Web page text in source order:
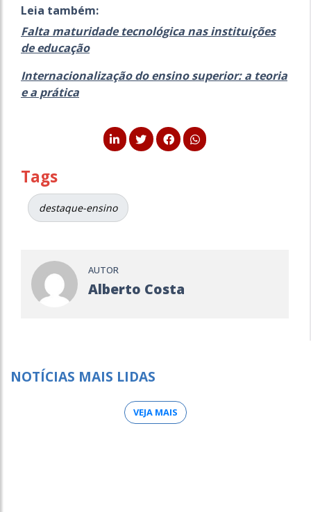
Leia também:
Falta maturidade tecnológica nas instituições
de educação
Internacionalização do ensino superior: a teoria
e a prática
Tags
destaque-ensino
AUTOR
Alberto Costa
NOTÍCIAS MAIS LIDAS
VEJA MAIS